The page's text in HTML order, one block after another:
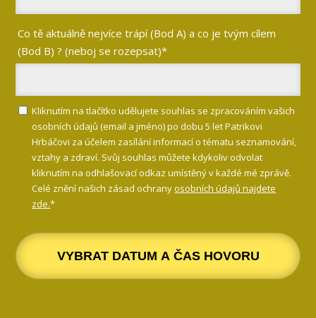
Co tě aktuálně nejvíce trápí (Bod A) a co je tvým cílem
(Bod B) ? (neboj se rozepsat)*
Kliknutím na tlačítko udělujete souhlas se zpracováním vašich
osobních údajů (email a jméno) po dobu 5 let Patrikovi
Hrbáčovi za účelem zasílání informací o tématu seznamování,
vztahy a zdraví. Svůj souhlas můžete kdykoliv odvolat
kliknutím na odhlašovací odkaz umístěný v každé mé zprávě.
Celé znění našich zásad ochranyosobních údajů najdete
zde.*
VYBRAT DATUM A ČAS HOVORU